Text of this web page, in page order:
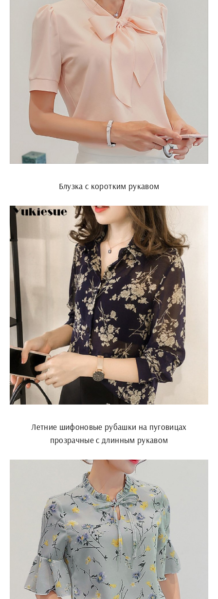
Блузка с коротким рукавом
Летние шифоновые рубашки на пуговицах
прозрачные с длинным рукавом